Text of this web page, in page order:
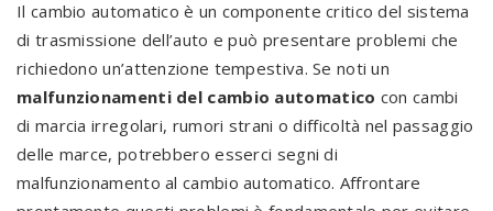
Il cambio automatico è un componente critico del sistema
di trasmissione dell’auto e può presentare problemi che
richiedono un’attenzione tempestiva. Se noti un
malfunzionamenti del cambio automatico con cambi
di marcia irregolari, rumori strani o difficoltà nel passaggio
delle marce, potrebbero esserci segni di
malfunzionamento al cambio automatico. Affrontare